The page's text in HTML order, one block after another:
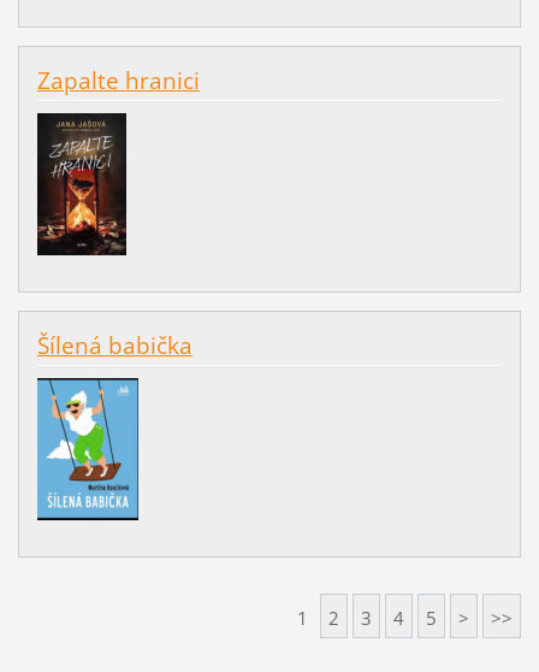
Zapalte hranici
Šílená babička
1 2 3 4 5 > >>